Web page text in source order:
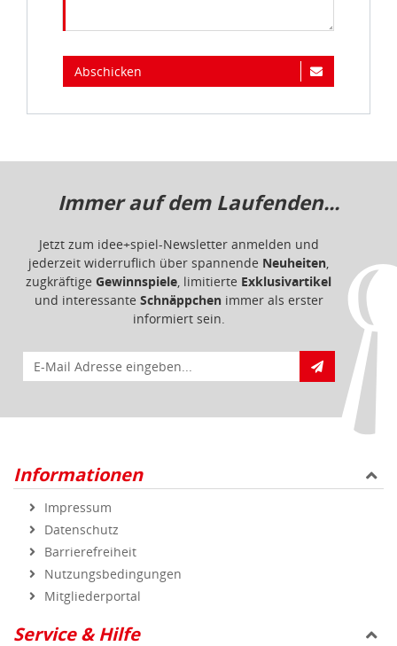
Abschicken
Immer auf dem Laufenden...
Jetzt zum idee+spiel-Newsletter anmelden und
jederzeit widerruflich über spannende Neuheiten,
zugkräftige Gewinnspiele, limitierte Exklusivartikel
und interessante Schnäppchenimmer als erster
informiert sein.
E-Mail für Newsletteranmeldung
Informationen
Impressum
Datenschutz
Barrierefreiheit
Nutzungsbedingungen
Mitgliederportal
Service & Hilfe